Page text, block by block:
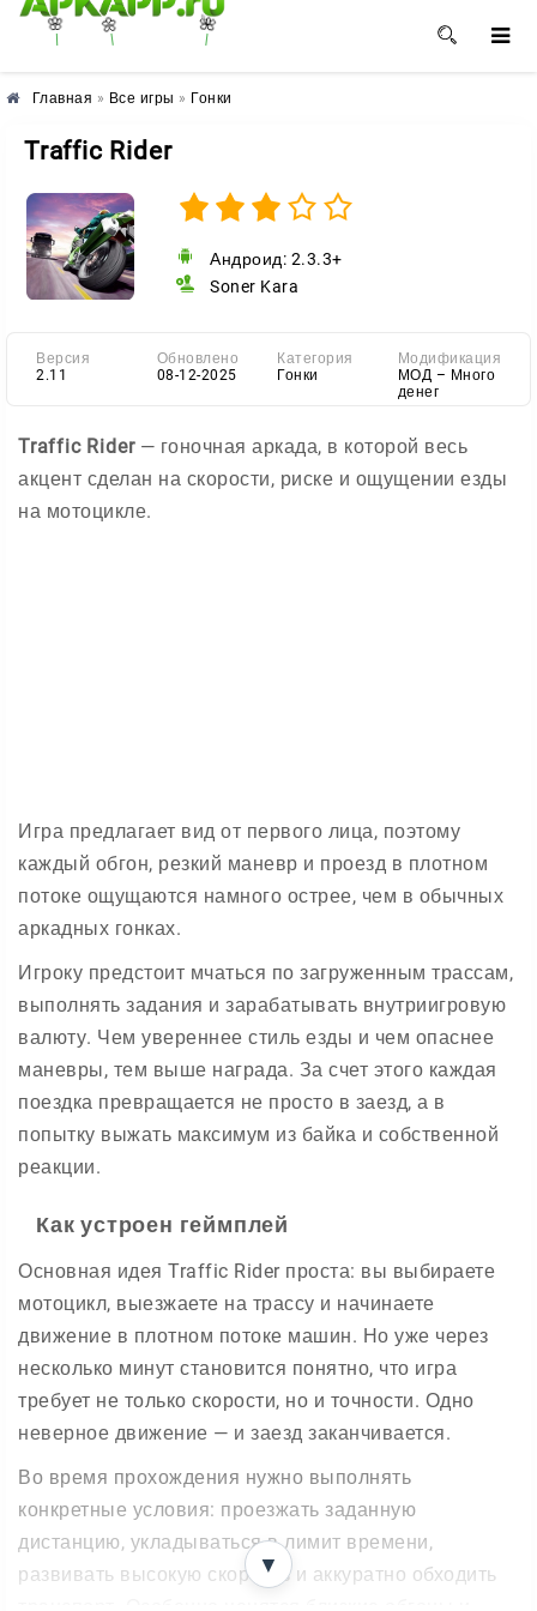
🌸 🌼 🌺
Главная » Все игры » Гонки
Traffic Rider
Андроид: 2.3.3+
Soner Kara
Версия
2.11
Обновлено
08-12-2025
Категория
Гонки
Модификация
МОД – Много
денег
Traffic Rider— гоночная аркада, в которой весь
акцент сделан на скорости, риске и ощущении езды
на мотоцикле.
Игра предлагает вид от первого лица, поэтому
каждый обгон, резкий маневр и проезд в плотном
потоке ощущаются намного острее, чем в обычных
аркадных гонках.
Игроку предстоит мчаться по загруженным трассам,
выполнять задания и зарабатывать внутриигровую
валюту. Чем увереннее стиль езды и чем опаснее
маневры, тем выше награда. За счет этого каждая
поездка превращается не просто в заезд, а в
попытку выжать максимум из байка и собственной
реакции.
Как устроен геймплей
Основная идея Traffic Rider проста: вы выбираете
мотоцикл, выезжаете на трассу и начинаете
движение в плотном потоке машин. Но уже через
несколько минут становится понятно, что игра
требует не только скорости, но и точности. Одно
неверное движение — и заезд заканчивается.
Во время прохождения нужно выполнять
конкретные условия: проезжать заданную
дистанцию, укладываться в лимит времени,
развивать высокую скорость и аккуратно обходить
▼